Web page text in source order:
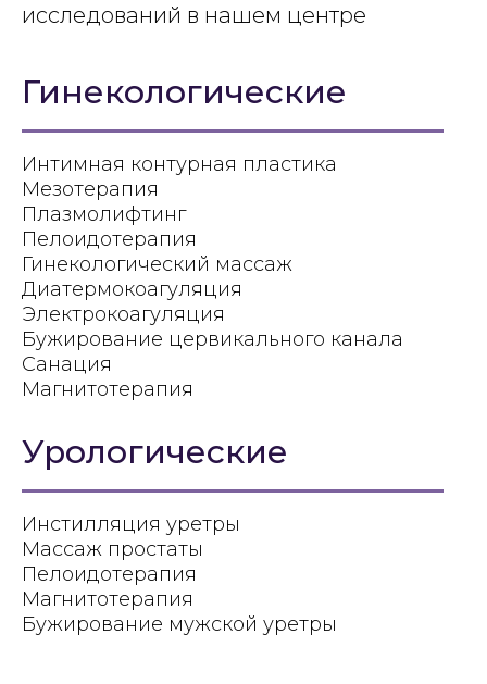
исследований в нашем центре
Гинекологические
Интимная контурная пластика
Мезотерапия
Плазмолифтинг
Пелоидотерапия
Гинекологический массаж
Диатермокоагуляция
Электрокоагуляция
Бужирование цервикального канала
Санация
Магнитотерапия
Урологические
Инстилляция уретры
Массаж простаты
Пелоидотерапия
Магнитотерапия
Бужирование мужской уретры